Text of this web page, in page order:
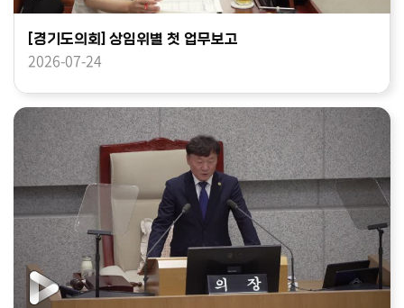
[경기도의회] 상임위별 첫 업무보고
2026-07-24